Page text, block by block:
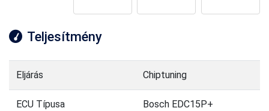
Teljesítmény
Eljárás Chiptuning
ECU Típusa Bosch EDC15P+